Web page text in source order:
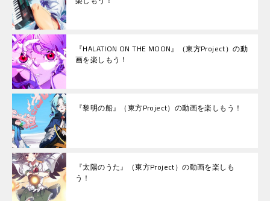
『HALATION ON THE MOON』（東方Project）の動
画を楽しもう！
『黎明の船』（東方Project）の動画を楽しもう！
『太陽のうた』（東方Project）の動画を楽しも
う！